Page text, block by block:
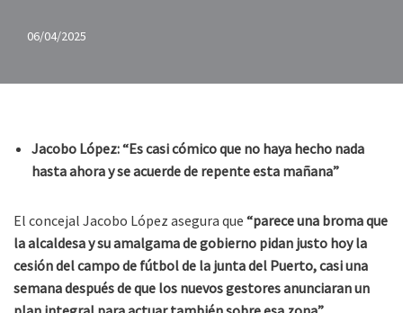
06/04/2025
Jacobo López: “Es casi cómico que no haya hecho nada
hasta ahora y se acuerde de repente esta mañana”
El concejal Jacobo López asegura que “parece una broma que
la alcaldesa y su amalgama de gobierno pidan justo hoy la
cesión del campo de fútbol de la junta del Puerto, casi una
semana después de que los nuevos gestores anunciaran un